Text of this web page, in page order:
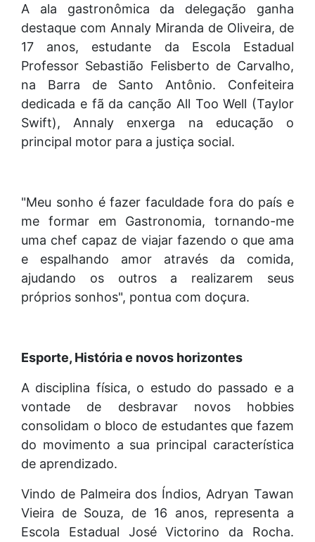
A ala gastronômica da delegação ganha
destaque com Annaly Miranda de Oliveira, de
17 anos, estudante da Escola Estadual
Professor Sebastião Felisberto de Carvalho,
na Barra de Santo Antônio. Confeiteira
dedicada e fã da canção All Too Well (Taylor
Swift), Annaly enxerga na educação o
principal motor para a justiça social.
"Meu sonho é fazer faculdade fora do país e
me formar em Gastronomia, tornando-me
uma chef capaz de viajar fazendo o que ama
e espalhando amor através da comida,
ajudando os outros a realizarem seus
próprios sonhos", pontua com doçura.
Esporte, História e novos horizontes
A disciplina física, o estudo do passado e a
vontade de desbravar novos hobbies
consolidam o bloco de estudantes que fazem
do movimento a sua principal característica
de aprendizado.
Vindo de Palmeira dos Índios, Adryan Tawan
Vieira de Souza, de 16 anos, representa a
Escola Estadual José Victorino da Rocha.